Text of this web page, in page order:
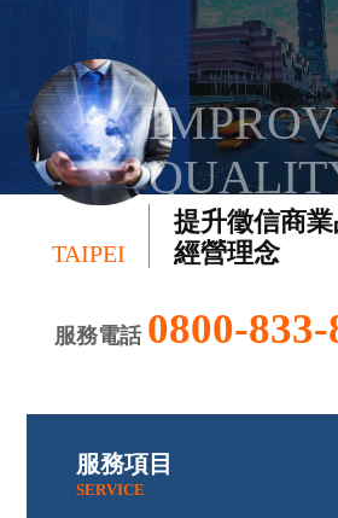
TAIPEI
提升徵信商
經營理念
服務電話 0800-833-
服務項目
SERVICE